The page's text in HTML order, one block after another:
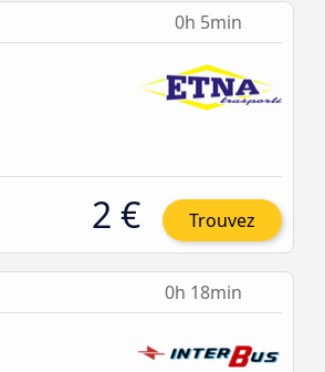
0h 5min
2 € Trouvez
0h 18min